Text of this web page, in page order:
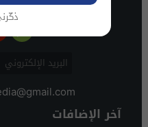
آخر الإضافات